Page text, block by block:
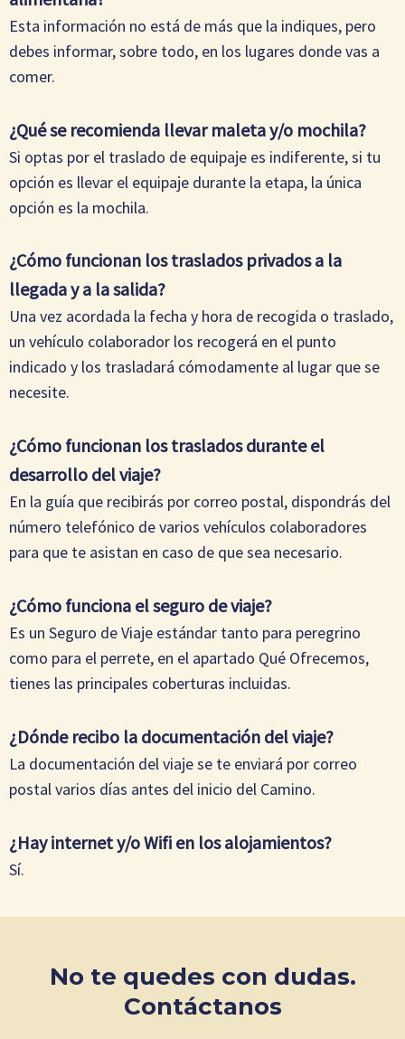
Esta información no está de más que la indiques, pero
debes informar, sobre todo, en los lugares donde vas a
comer.
¿Qué se recomienda llevar maleta y/o mochila?
Si optas por el traslado de equipaje es indiferente, si tu
opción es llevar el equipaje durante la etapa, la única
opción es la mochila.
¿Cómo funcionan los traslados privados a la
llegada y a la salida?
Una vez acordada la fecha y hora de recogida o traslado,
un vehículo colaborador los recogerá en el punto
indicado y los trasladará cómodamente al lugar que se
necesite.
¿Cómo funcionan los traslados durante el
desarrollo del viaje?
En la guía que recibirás por correo postal, dispondrás del
número telefónico de varios vehículos colaboradores
para que te asistan en caso de que sea necesario.
¿Cómo funciona el seguro de viaje?
Es un Seguro de Viaje estándar tanto para peregrino
como para el perrete, en el apartado Qué Ofrecemos,
tienes las principales coberturas incluidas.
¿Dónde recibo la documentación del viaje?
La documentación del viaje se te enviará por correo
postal varios días antes del inicio del Camino.
¿Hay internet y/o Wifi en los alojamientos?
Sí.
No te quedes con dudas.
Contáctanos